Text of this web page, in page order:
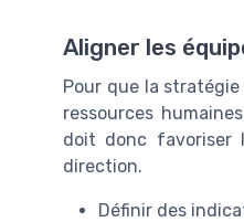
Aligner les
Pour que la
ressources
doit donc favoriser
direction.
Définir des